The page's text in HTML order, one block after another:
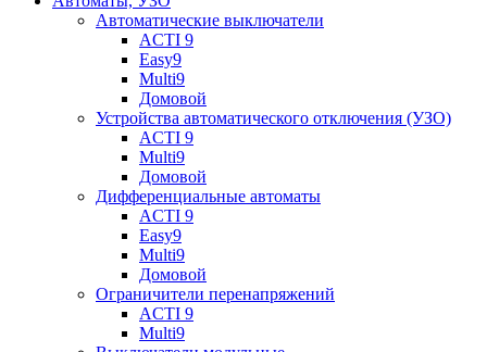
Автоматические выключатели
ACTI 9
Easy9
Multi9
Домовой
Устройства автоматического отключения (УЗО)
ACTI 9
Multi9
Домовой
Дифференциальные автоматы
ACTI 9
Easy9
Multi9
Домовой
Ограничители перенапряжений
ACTI 9
Multi9